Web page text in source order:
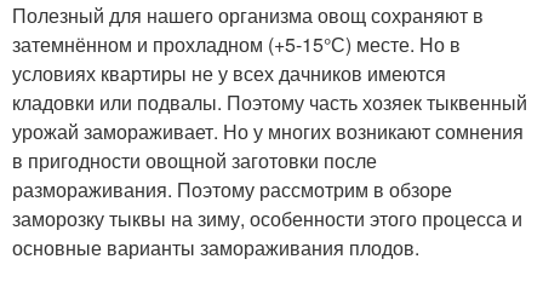
Полезный для нашего организма овощ сохраняют в
затемнённом и прохладном (+5-15°С) месте. Но в
условиях квартиры не у всех дачников имеются
кладовки или подвалы. Поэтому часть хозяек тыквенный
урожай замораживает. Но у многих возникают сомнения
в пригодности овощной заготовки после
размораживания. Поэтому рассмотрим в обзоре
заморозку тыквы на зиму, особенности этого процесса и
основные варианты замораживания плодов.